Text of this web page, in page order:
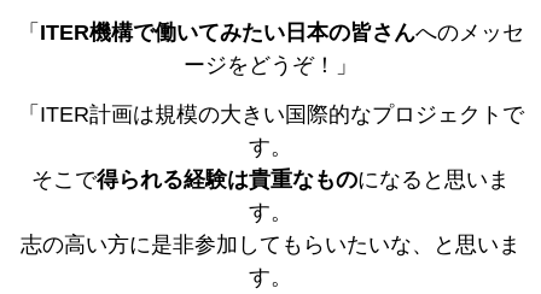
「 ITER機構で働いてみたい日本の皆さんへのメッセ
ージをどうぞ！」
「ITER計画は規模の大きい国際的なプロジェクトで
す。
そこで得られる経験は貴重なものになると思いま
す。
志の高い方に是非参加してもらいたいな、と思いま
す。